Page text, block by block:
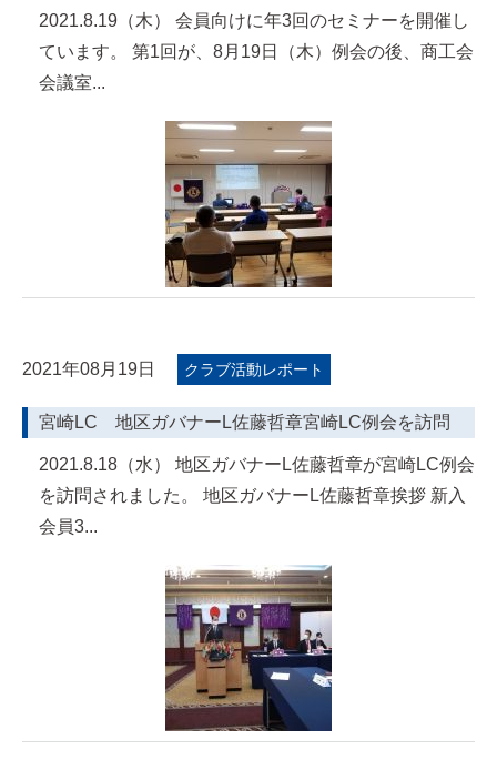
2021.8.19（木） 会員向けに年3回のセミナーを開催し
ています。 第1回が、8月19日（木）例会の後、商工会
会議室...
2021年08月19日 クラブ活動レポート
宮崎LC 地区ガバナーL佐藤哲章宮崎LC例会を訪問
2021.8.18（水） 地区ガバナーL佐藤哲章が宮崎LC例会
を訪問されました。 地区ガバナーL佐藤哲章挨拶 新入
会員3...